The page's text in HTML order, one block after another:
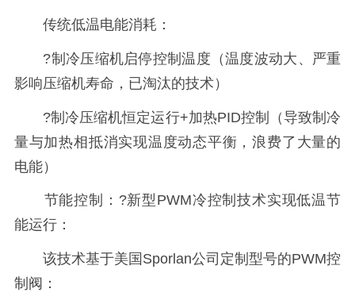
传统低温电能消耗：
?制冷压缩机启停控制温度（温度波动大、严重
影响压缩机寿命，已淘汰的技术）
?制冷压缩机恒定运行+加热PID控制（导致制冷
量与加热相抵消实现温度动态平衡，浪费了大量的
电能）
节能控制：?新型PWM冷控制技术实现低温节
能运行：
该技术基于美国Sporlan公司定制型号的PWM控
制阀：